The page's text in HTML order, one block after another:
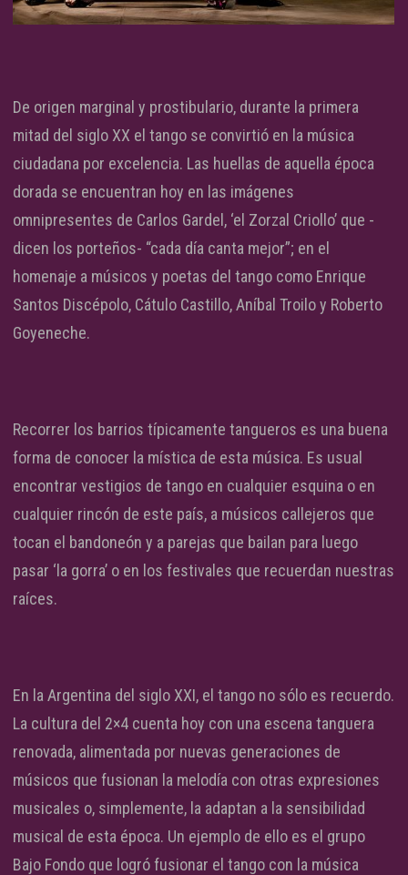
De origen marginal y prostibulario, durante la primera
mitad del siglo XX el tango se convirtió en la música
ciudadana por excelencia. Las huellas de aquella época
dorada se encuentran hoy en las imágenes
omnipresentes de Carlos Gardel, ‘el Zorzal Criollo’ que -
dicen los porteños- “cada día canta mejor”; en el
homenaje a músicos y poetas del tango como Enrique
Santos Discépolo, Cátulo Castillo, Aníbal Troilo y Roberto
Goyeneche.
Recorrer los barrios típicamente tangueros es una buena
forma de conocer la mística de esta música. Es usual
encontrar vestigios de tango en cualquier esquina o en
cualquier rincón de este país, a músicos callejeros que
tocan el bandoneón y a parejas que bailan para luego
pasar ‘la gorra’ o en los festivales que recuerdan nuestras
raíces.
En la Argentina del siglo XXI, el tango no sólo es recuerdo.
La cultura del 2×4 cuenta hoy con una escena tanguera
renovada, alimentada por nuevas generaciones de
músicos que fusionan la melodía con otras expresiones
musicales o, simplemente, la adaptan a la sensibilidad
musical de esta época. Un ejemplo de ello es el grupo
Bajo Fondo que logró fusionar el tango con la música